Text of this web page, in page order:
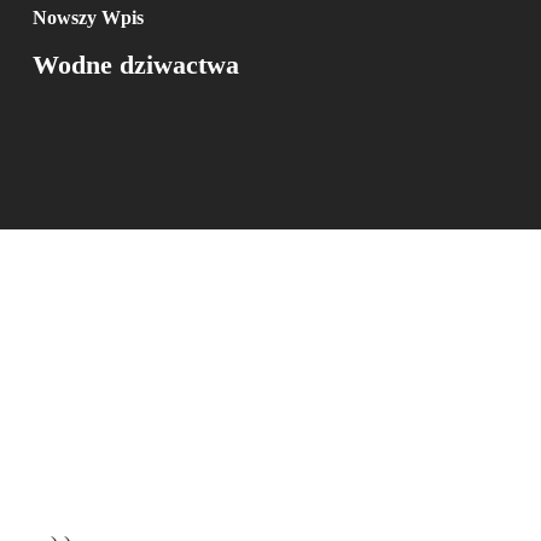
Nowszy Wpis
Wodne dziwactwa